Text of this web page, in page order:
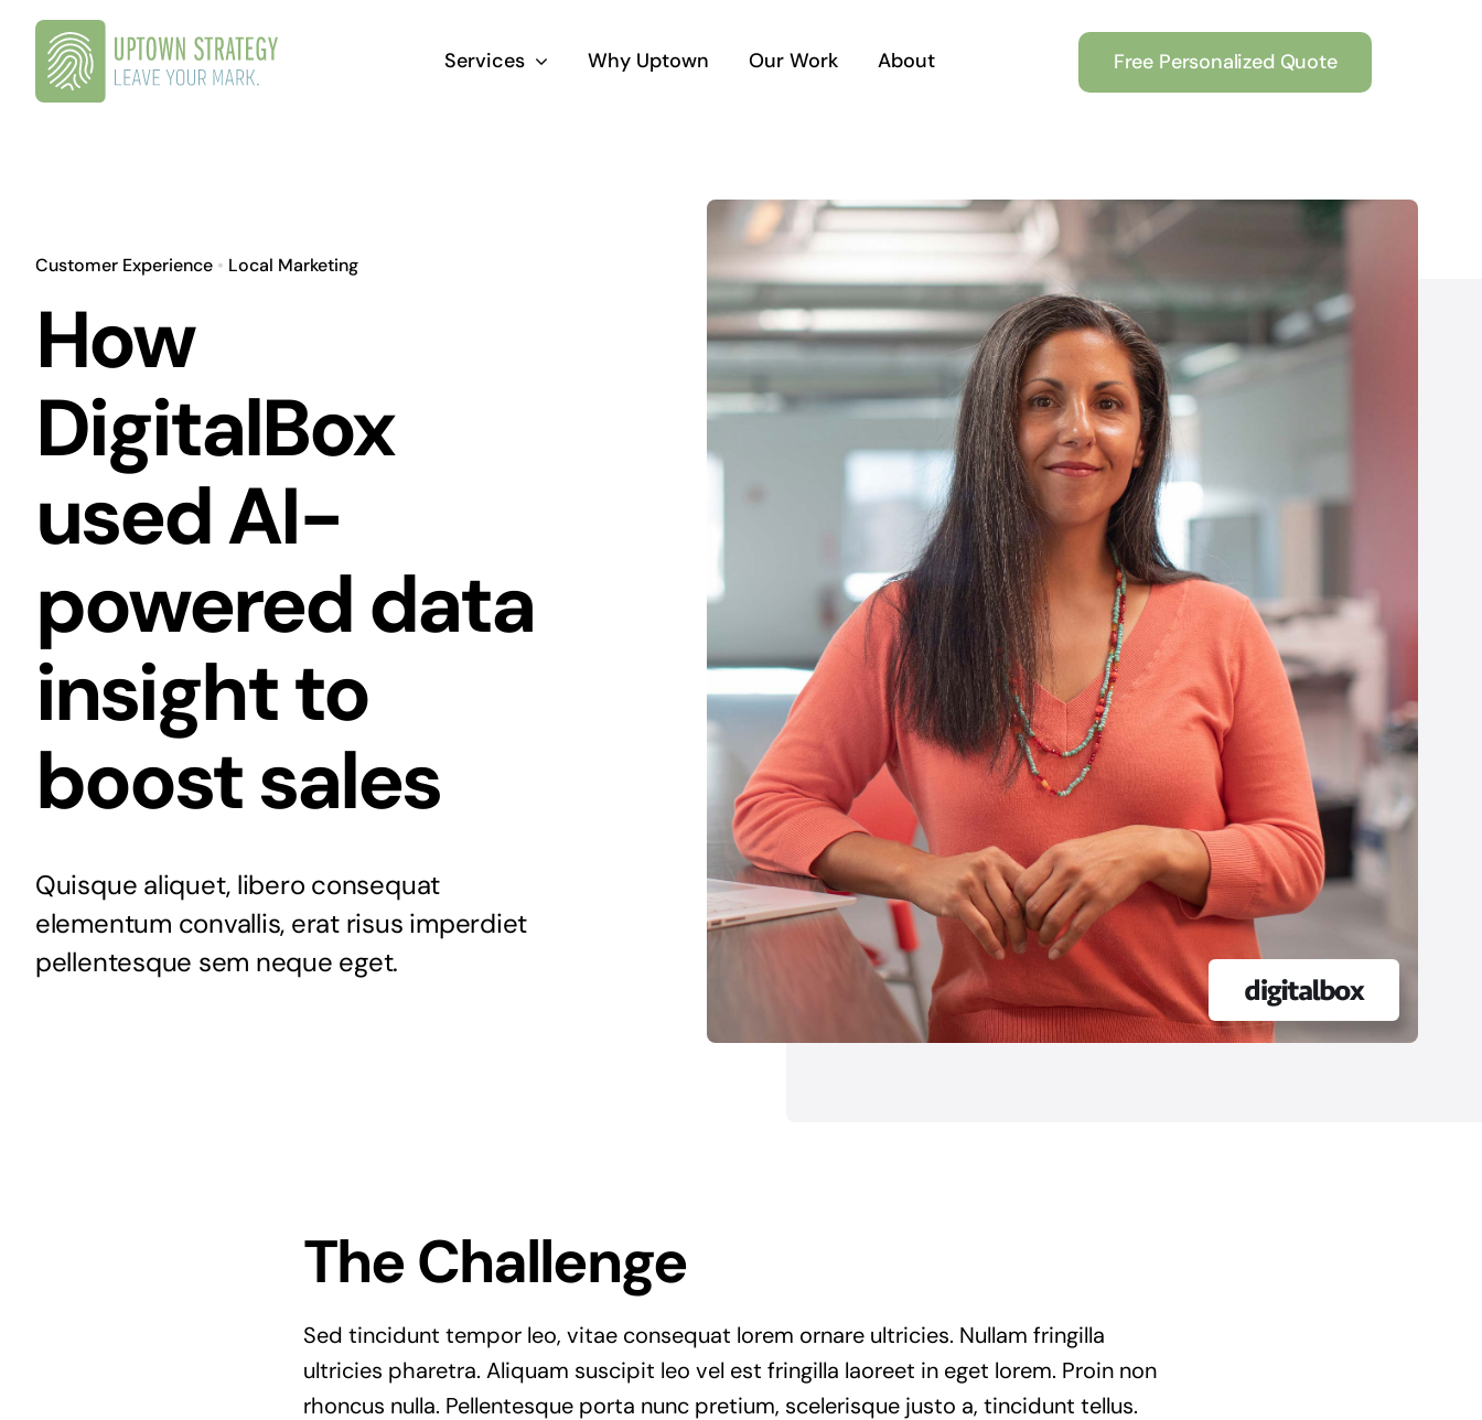
Skip
content
Services
tortor mattis scelerisque eu ut
Sales
Development
Maecenas ut erat malesuada
tortor mattis scelerisque eu ut
Digital Marketing
Maecenas ut erat malesuada
tortor mattis scelerisque eu ut
tortor.
Why Uptown Our Work About Free Personalized Quote
Customer Experience• Local Marketing
How
DigitalBox
used AI-
powered data
insight to
boost sales
Quisque aliquet, libero consequat
elementum convallis, erat risus imperdiet
pellentesque sem neque eget.
The Challenge
Sed tincidunt tempor leo, vitae consequat lorem ornare ultricies. Nullam fringilla
ultricies pharetra. Aliquam suscipit leo vel est fringilla laoreet in eget lorem. Proin non
rhoncus nulla. Pellentesque porta nunc pretium, scelerisque justo a, tincidunt tellus.